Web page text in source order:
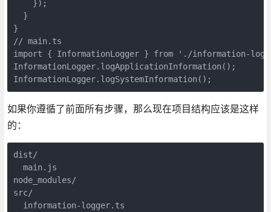
    });
  }
}
// main.ts
import { InformationLogger } from './information-
InformationLogger.logApplicationInformation();
InformationLogger.logSystemInformation();
如果你遵循了前面所有步骤，那么现在项目结构应该是这样
的：
dist/
  main.js
node_modules/
src/
  information-logger.ts